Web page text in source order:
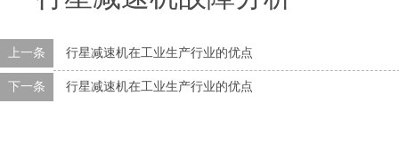
上一条 行星减速机在工业生产行业的优点
下一条 行星减速机在工业生产行业的优点